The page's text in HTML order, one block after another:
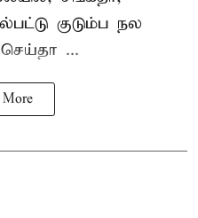
குடும்ப நல
...